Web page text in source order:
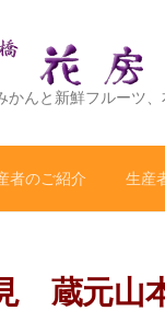
かんと新鮮フルーツ
者のご紹介 生産
蔵元山